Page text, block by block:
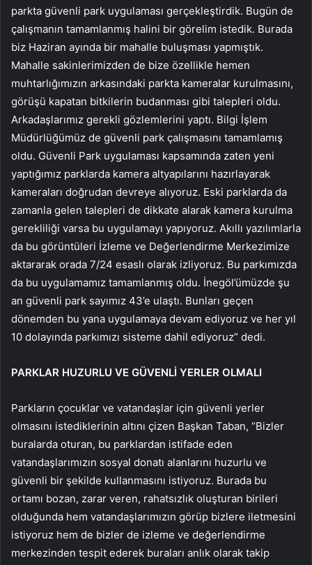
parkta güvenli park uygulaması gerçekleştirdik. Bugün de
çalışmanın tamamlanmış halini bir görelim istedik. Burada
biz Haziran ayında bir mahalle buluşması yapmıştık.
Mahalle sakinlerimizden de bize özellikle hemen
muhtarlığımızın arkasındaki parkta kameralar kurulmasını,
görüşü kapatan bitkilerin budanması gibi talepleri oldu.
Arkadaşlarımız gerekli gözlemlerini yaptı. Bilgi İşlem
Müdürlüğümüz de güvenli park çalışmasını tamamlamış
oldu. Güvenli Park uygulaması kapsamında zaten yeni
yaptığımız parklarda kamera altyapılarını hazırlayarak
kameraları doğrudan devreye alıyoruz. Eski parklarda da
zamanla gelen talepleri de dikkate alarak kamera kurulma
gerekliliği varsa bu uygulamayı yapıyoruz. Akıllı yazılımlarla
da bu görüntüleri İzleme ve Değerlendirme Merkezimize
aktararak orada 7/24 esaslı olarak izliyoruz. Bu parkımızda
da bu uygulamamız tamamlanmış oldu. İnegöl’ümüzde şu
an güvenli park sayımız 43’e ulaştı. Bunları geçen
dönemden bu yana uygulamaya devam ediyoruz ve her yıl
10 dolayında parkımızı sisteme dahil ediyoruz” dedi.
PARKLAR HUZURLU VE GÜVENLİ YERLER OLMALI
Parkların çocuklar ve vatandaşlar için güvenli yerler
olmasını istediklerinin altını çizen Başkan Taban, “Bizler
buralarda oturan, bu parklardan istifade eden
vatandaşlarımızın sosyal donatı alanlarını huzurlu ve
güvenli bir şekilde kullanmasını istiyoruz. Burada bu
ortamı bozan, zarar veren, rahatsızlık oluşturan birileri
olduğunda hem vatandaşlarımızın görüp bizlere iletmesini
istiyoruz hem de bizler de izleme ve değerlendirme
merkezinden tespit ederek buraları anlık olarak takip